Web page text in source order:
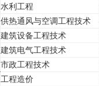
水利工程
供热通风与空调工程技术
建筑设备工程技术
建筑电气工程技术
市政工程技术
工程造价